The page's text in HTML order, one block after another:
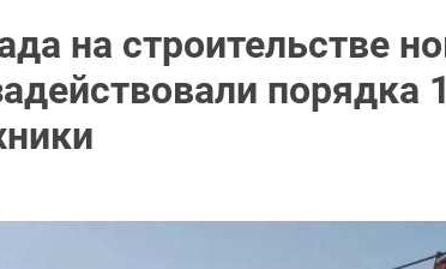
на строительстве
порядка